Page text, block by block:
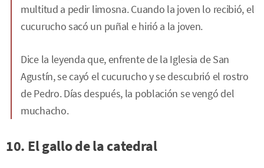
multitud a pedir limosna. Cuando la joven lo recibió, el
cucurucho sacó un puñal e hirió a la joven.
Dice la leyenda que, enfrente de la Iglesia de San
Agustín, se cayó el cucurucho y se descubrió el rostro
de Pedro. Días después, la población se vengó del
muchacho.
10. El gallo de la catedral